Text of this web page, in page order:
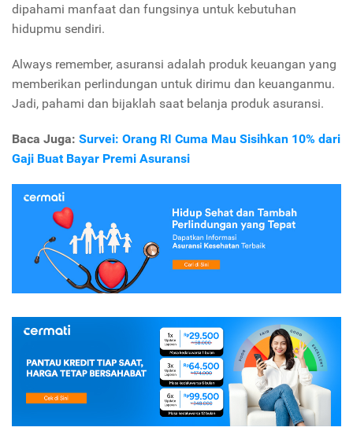
dipahami manfaat dan fungsinya untuk kebutuhan
hidupmu sendiri.
Always remember, asuransi adalah produk keuangan yang
memberikan perlindungan untuk dirimu dan keuanganmu.
Jadi, pahami dan bijaklah saat belanja produk asuransi.
Baca Juga: Survei: Orang RI Cuma Mau Sisihkan 10% dari
Gaji Buat Bayar Premi Asuransi